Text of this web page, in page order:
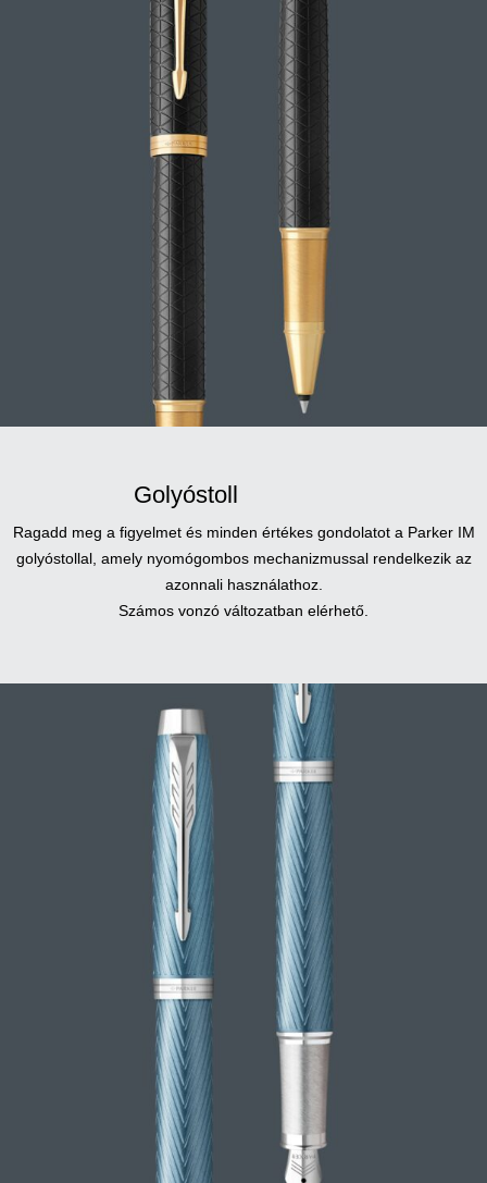
Golyóstoll
Ragadd meg a figyelmet és minden értékes gondolatot a Parker IM
golyóstollal, amely nyomógombos mechanizmussal rendelkezik az
azonnali használathoz.
Számos vonzó változatban elérhető.